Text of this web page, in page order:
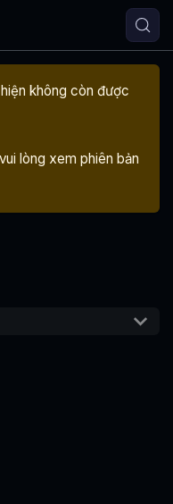
không còn được
lòng xem phiên bản